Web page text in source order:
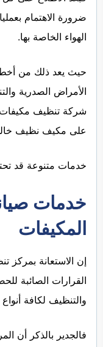
ضرورة الاهتمام
الهواء الخاصة بها.
حيث يعد ذلك من
الأمراض الصدرية
شركة تنظيف مكيفات
على مكيف نظيف خالي
خدمات متنوعة قد
خدمات
المكيفات
إن الاستعانة
القرارات الصائبة
والتنظيف لكافة
فالجدير بالذكر أن